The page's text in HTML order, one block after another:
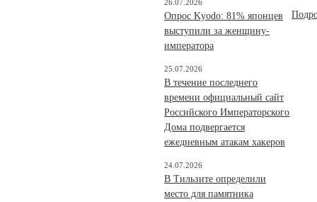
Опрос Kyodo: 81% японцев
выступили за женщину-
императора
26.07.2026
В течение последнего
времени официальный сайт
Российского Императорского
Дома подвергается
ежедневным атакам хакеров
25.07.2026
В Тильзите определили
место для памятника
24.07.2026